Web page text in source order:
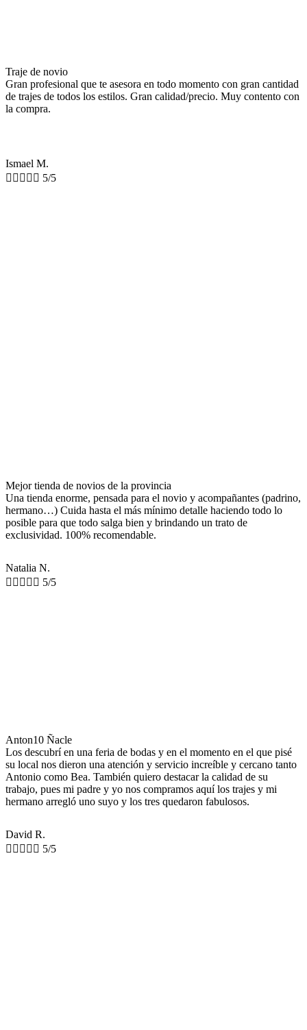
Traje de novio
Gran profesional que te asesora en todo momento con gran cantidad
de trajes de todos los estilos. Gran calidad/precio. Muy contento con
la compra.
Ismael M.
     5/5
Mejor tienda de novios de la provincia
Una tienda enorme, pensada para el novio y acompañantes (padrino,
hermano…) Cuida hasta el más mínimo detalle haciendo todo lo
posible para que todo salga bien y brindando un trato de
exclusividad. 100% recomendable.
Natalia N.
     5/5
Anton10 Ñacle
Los descubrí en una feria de bodas y en el momento en el que pisé
su local nos dieron una atención y servicio increíble y cercano tanto
Antonio como Bea. También quiero destacar la calidad de su
trabajo, pues mi padre y yo nos compramos aquí los trajes y mi
hermano arregló uno suyo y los tres quedaron fabulosos.
David R.
     5/5